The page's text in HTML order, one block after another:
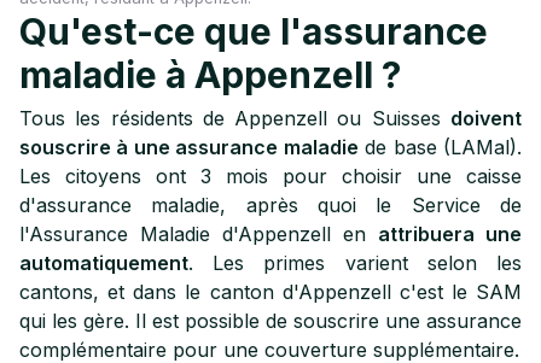
Qu'est-ce que l'assurance
maladie à Appenzell ?
Tous les résidents de Appenzell ou Suisses doivent
souscrire à une assurance maladie de base (LAMal).
Les citoyens ont 3 mois pour choisir une caisse
d'assurance maladie, après quoi le Service de
l'Assurance Maladie d'Appenzell en attribuera une
automatiquement. Les primes varient selon les
cantons, et dans le canton d'Appenzell c'est le SAM
qui les gère. Il est possible de souscrire une assurance
complémentaire pour une couverture supplémentaire.